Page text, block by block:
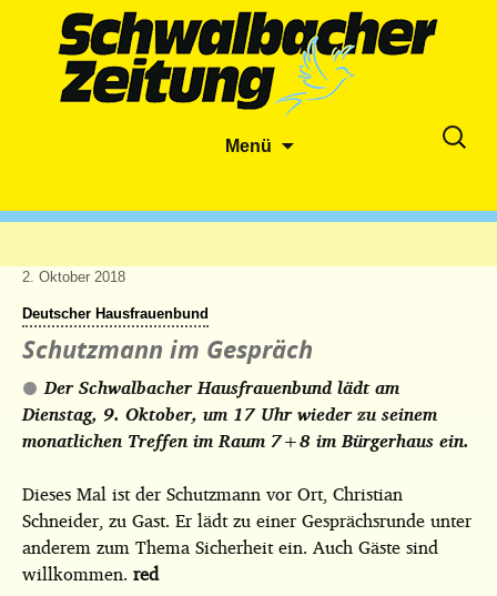
Menü
Suche
2. Oktober 2018
Deutscher Hausfrauenbund
Schutzmann im Gespräch
Der Schwalbacher Hausfrauenbund lädt am
Dienstag, 9. Oktober, um 17 Uhr wieder zu seinem
monatlichen Treffen im Raum 7+8 im Bürgerhaus ein.
Dieses Mal ist der Schutzmann vor Ort, Christian
Schneider, zu Gast. Er lädt zu einer Gesprächsrunde unter
anderem zum Thema Sicherheit ein. Auch Gäste sind
willkommen. red